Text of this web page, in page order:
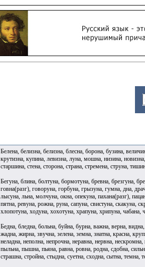
Белена, белизна, белизна, блесна, борона, бузина,
крутизна, купина, левизна, луна, мошна, низина,
старшина, стена, сторона, страна, стремена, струна,
Бегуна, блина, болтуна, бормотуна, бревна, брезгуна,
говна(разг), говоруна, горбуна, грызуна, гумна, дна,
лысуна, льна, молчуна, окна, опекуна, пахана(разг),
пятна, ревуна, рожна, руна, сапуна, свистуна, скакуна,
хлопотуна, ходуна, хохотуна, храпуна, хрипуна,
Бедна, бледна, больна, буйна, бурна, важна, верна,
жадна, жирна, звучна, зелена, земна, знатна, красна,
неладна, неполна, непрочна, неравна, нервна,
пыльна, пышна, пьяна, равна, ровна, родна, сдобна,
страшна, стройна, стыдна, суетна, сходна, сытна,